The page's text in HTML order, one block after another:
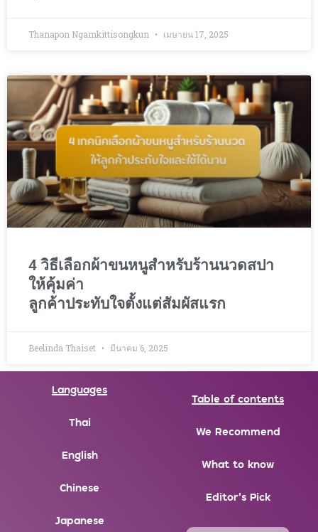
Thanapon Ngamkittisongkun เมษายน 17, 2025
4 วิธีเลือกผ้าขนหนูสำหรับร้านนวดสปา
ให้คุ้มค่า
ลูกค้าประทับใจตั้งแต่สัมผัสแรก
Beelinda Thaiset มีนาคม 6, 2025
Languages
Thai
English
Chinese
Japanese
Table of contents
We Recommend
What to know
Editor's Pick